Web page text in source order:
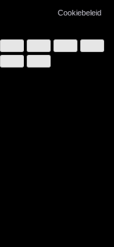
Cookiebeleid